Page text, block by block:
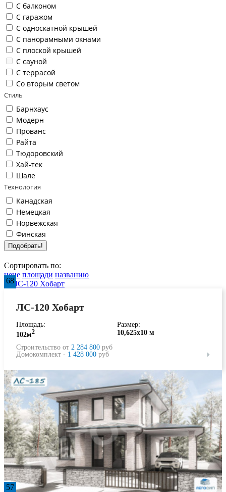
С балконом
С гаражом
С односкатной крышей
С панорамными окнами
С плоской крышей
С сауной
С террасой
Со вторым светом
Стиль
Барнхаус
Модерн
Прованс
Райта
Тюдоровский
Хай-тек
Шале
Технология
Канадская
Немецкая
Норвежская
Финская
Сортировать по:
цене площади названию
68
ЛС-120 Хобарт
Площадь:
102м2
Размер:
10,625х10 м
Строительство от 2 284 800 руб
Домокомплект - 1 428 000 руб
57